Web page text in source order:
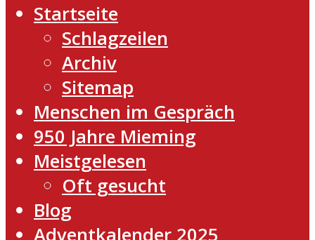
Startseite
Schlagzeilen
Archiv
Sitemap
Menschen im Gespräch
950 Jahre Mieming
Meistgelesen
Oft gesucht
Blog
Adventkalender 2025